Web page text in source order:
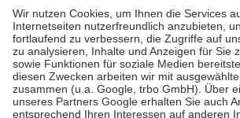
höchstens zehn Euro.
Es sind jedoch nie mehr
Kosten der Leistung zu entrichten.
Diese Regeln gelten grundsätzlich auch für
Bei Heilmitteln und häuslicher Krankenpflege
Zuzahlung zehn Prozent der Kosten sowie
Verordnung.
Um das Engagement der Versicherten für ihre